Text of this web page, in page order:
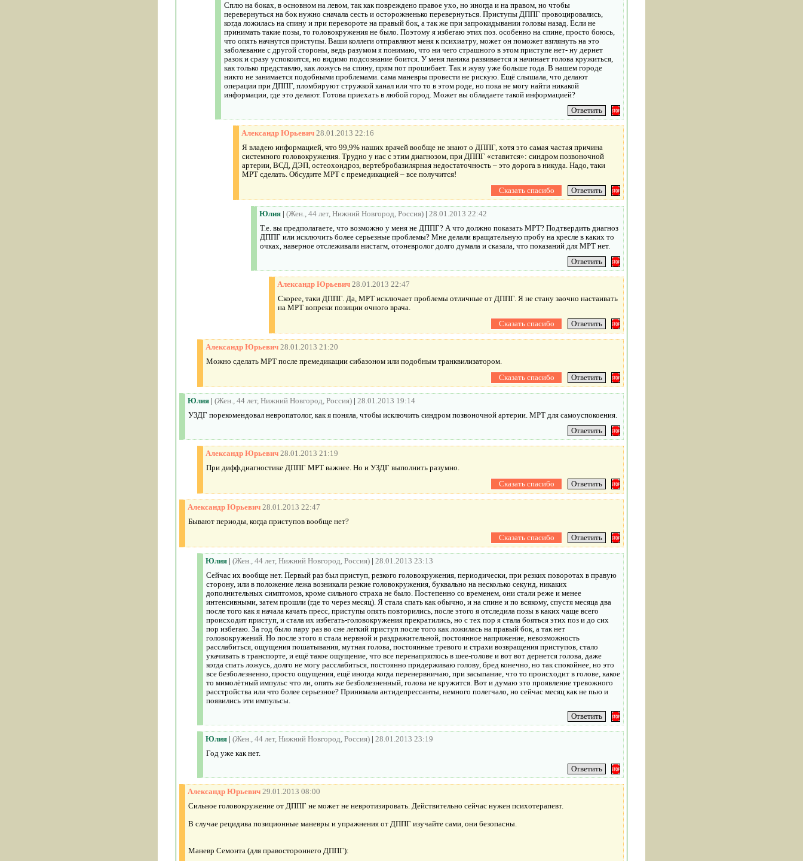
Сплю на боках, в основном на левом, так как повреждено правое ухо, но иногда и на правом, но чтобы
перевернуться на бок нужно сначала сесть и осторожненько перевернуться. Приступы ДППГ провоцировались,
когда ложилась на спину и при перевороте на правый бок, а так же при запрокидывании головы назад. Если не
принимать такие позы, то головокружения не было. Поэтому я избегаю этих поз. особенно на спине, просто боюсь,
что опять начнутся приступы. Ваши коллеги отправляют меня к психиатру, может он поможет взглянуть на это
заболевание с другой стороны, ведь разумом я понимаю, что ни чего страшного в этом приступе нет- ну дернет
разок и сразу успокоится, но видимо подсознание боится. У меня паника развивается и начинает голова кружиться,
как только представлю, как ложусь на спину, прям пот прошибает. Так и жуву уже больше года. В нашем городе
никто не занимается подобными проблемами. сама маневры провести не рискую. Ещё слышала, что делают
операции при ДППГ, пломбируют стружкой канал или что то в этом роде, но пока не могу найти никакой
информации, где это делают. Готова приехать в любой город. Может вы обладаете такой информацией?
Александр Юрьевич 28.01.2013 22:16
Я владею информацией, что 99,9% наших врачей вообще не знают о ДППГ, хотя это самая частая причина
системного головокружения. Трудно у нас с этим диагнозом, при ДППГ «ставится»: синдром позвоночной
артерии, ВСД, ДЭП, остеохондроз, вертебробазилярная недостаточность – это дорога в никуда. Надо, таки
МРТ сделать. Обсудите МРТ с премедикацией – все получится!
Юлия | (Жен., 44 лет, Нижний Новгород, Россия) | 28.01.2013 22:42
Т.е. вы предполагаете, что возможно у меня не ДППГ? А что должно показать МРТ? Подтвердить диагноз
ДППГ или исключить более серьезные проблемы? Мне делали вращательную пробу на кресле в каких то
очках, наверное отслеживали нистагм, отоневролог долго думала и сказала, что показаний для МРТ нет.
Александр Юрьевич 28.01.2013 22:47
Cкорее, таки ДППГ. Да, МРТ исключает проблемы отличные от ДППГ. Я не стану заочно настаивать
на МРТ вопреки позиции очного врача.
Александр Юрьевич 28.01.2013 21:20
Можно сделать МРТ после премедикации сибазоном или подобным транквилизатором.
Юлия | (Жен., 44 лет, Нижний Новгород, Россия) | 28.01.2013 19:14
УЗДГ порекомендовал невропатолог, как я поняла, чтобы исключить синдром позвоночной артерии. МРТ для самоуспокоения.
Александр Юрьевич 28.01.2013 21:19
При дифф.диагностике ДППГ МРТ важнее. Но и УЗДГ выполнить разумно.
Александр Юрьевич 28.01.2013 22:47
Бывают периоды, когда приступов вообще нет?
Юлия | (Жен., 44 лет, Нижний Новгород, Россия) | 28.01.2013 23:13
Сейчас их вообще нет. Первый раз был приступ, резкого головокружения, периодически, при резких поворотах в правую
сторону, или в положение лежа возникали резкие головокружения, буквально на несколько секунд, никаких
дополнительных симптомов, кроме сильного страха не было. Постепенно со временем, они стали реже и менее
интенсивными, затем прошли (где то через месяц). Я стала спать как обычно, и на спине и по всякому, спустя месяца два
после того как я начала качать пресс, приступы опять повторились, после этого я отследила позы в каких чаще всего
происходит приступ, и стала их избегать-головокружения прекратились, но с тех пор я стала бояться этих поз и до сих
пор избегаю. За год было пару раз во сне легкий приступ после того как ложилась на правый бок, а так нет
головокружений. Но после этого я стала нервной и раздражительной, постоянное напряжение, невозможность
расслабиться, ощущения пошатывания, мутная голова, постоянные тревого и страхи возвращения приступов, стало
укачивать в транспорте, и ещё такое ощущение, что все перенапряглось в шее-голове и вот вот дернется голова, даже
когда спать ложусь, долго не могу расслабиться, постоянно придерживаю голову, бред конечно, но так спокойнее, но это
все безболезненно, просто ощущения, ещё иногда когда перенервничаю, при засыпание, что то происходит в голове, какое
то мимолётный импульс что ли, опять же безболезненный, голова не кружится. Вот и думаю это проявление тревожного
расстройства или что более серьезное? Принимала антидепрессанты, немного полегчало, но сейчас месяц как не пью и
появились эти импульсы.
Юлия | (Жен., 44 лет, Нижний Новгород, Россия) | 28.01.2013 23:19
Год уже как нет.
Александр Юрьевич 29.01.2013 08:00
Сильное головокружение от ДППГ не может не невротизировать. Действительно сейчас нужен психотерапевт.
В случае рецидива позиционные маневры и упражнения от ДППГ изучайте сами, они безопасны.
Маневр Семонта (для правостороннего ДППГ):